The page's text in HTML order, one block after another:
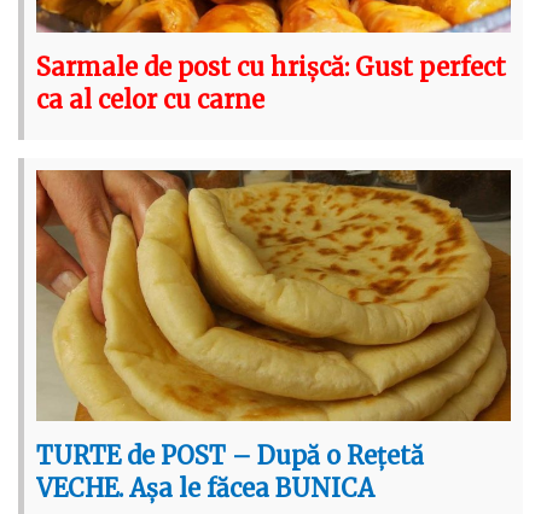
Sarmale de post cu hrișcă: Gust perfect
ca al celor cu carne
TURTE de POST – După o Rețetă
VECHE. Așa le făcea BUNICA